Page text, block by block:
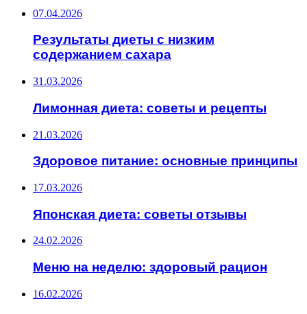
07.04.2026
Результаты диеты с низким
содержанием сахара
31.03.2026
Лимонная диета: советы и рецепты
21.03.2026
Здоровое питание: основные принципы
17.03.2026
Японская диета: советы отзывы
24.02.2026
Меню на неделю: здоровый рацион
16.02.2026